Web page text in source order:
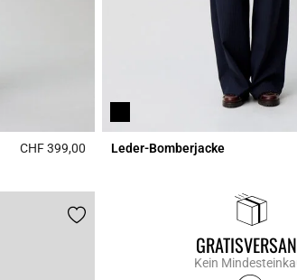
CHF 399,00 5 out of 5 Customer Rating
Leder-Bomberjacke
Kein